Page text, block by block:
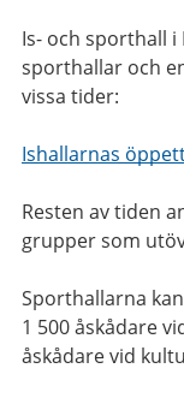
Is- och sporthall i
sporthallar och
vissa tider:
Ishallarnas
Resten av tiden
grupper som
Sporthallarna
1 500 åskådare
åskådare vid